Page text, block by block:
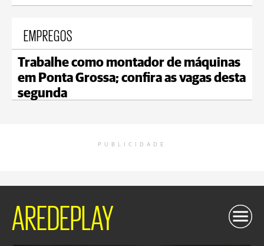
EMPREGOS
Trabalhe como montador de máquinas
em Ponta Grossa; confira as vagas desta
segunda
PUBLICIDADE
AREDEPLAY